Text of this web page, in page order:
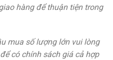
hàng để thuận tiện trong
mua số lượng lớn vui lòng
có chính sách giá cả hợp